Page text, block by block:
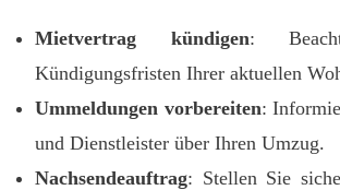
Mietvertrag kündigen:
Kündigungsfristen Ihrer aktuellen
Ummeldungen vorbereiten:
und Dienstleister über Ihren Umzug.
Nachsendeauftrag: Stellen Sie